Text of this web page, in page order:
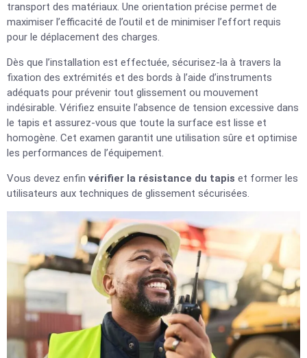
transport des matériaux. Une orientation précise permet de
maximiser l’efficacité de l’outil et de minimiser l’effort requis
pour le déplacement des charges.
Dès que l’installation est effectuée, sécurisez-la à travers la
fixation des extrémités et des bords à l’aide d’instruments
adéquats pour prévenir tout glissement ou mouvement
indésirable. Vérifiez ensuite l’absence de tension excessive dans
le tapis et assurez-vous que toute la surface est lisse et
homogène. Cet examen garantit une utilisation sûre et optimise
les performances de l’équipement.
Vous devez enfin vérifier la résistance du tapis et former les
utilisateurs aux techniques de glissement sécurisées.